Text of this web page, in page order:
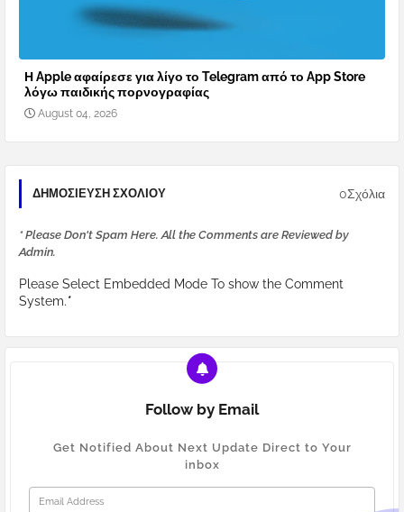
Η Apple αφαίρεσε για λίγο το Telegram από το App Store
λόγω παιδικής πορνογραφίας
August 04, 2026
ΔΗΜΟΣΊΕΥΣΗ ΣΧΟΛΊΟΥ 0Σχόλια
* Please Don't Spam Here. All the Comments are Reviewed by
Admin.
Please Select Embedded Mode To show the Comment
System.*
Follow by Email
Get Notified About Next Update Direct to Your
inbox